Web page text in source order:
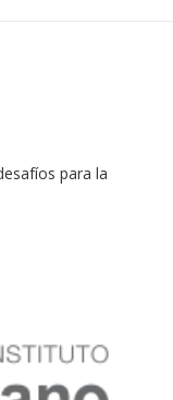
para la